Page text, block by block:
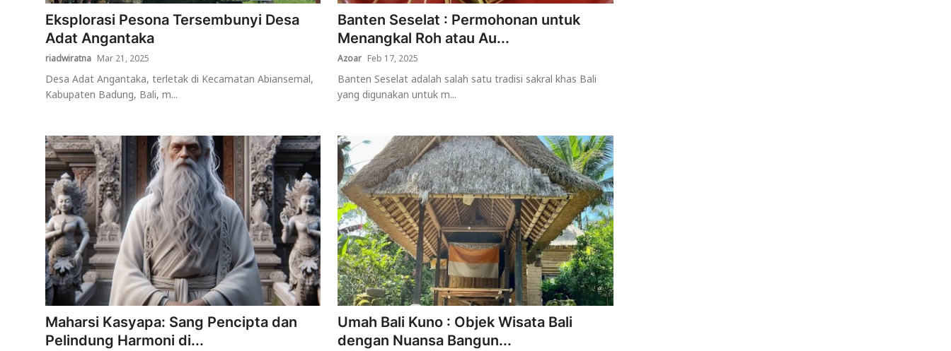
Eksplorasi Pesona Tersembunyi Desa
Adat Angantaka
riadwiratna Mar 21, 2025
Desa Adat Angantaka, terletak di Kecamatan Abiansemal,
Kabupaten Badung, Bali, m...
Banten Seselat : Permohonan untuk
Menangkal Roh atau Au...
Azoar Feb 17, 2025
Banten Seselat adalah salah satu tradisi sakral khas Bali
yang digunakan untuk m...
Maharsi Kasyapa: Sang Pencipta dan
Pelindung Harmoni di...
Umah Bali Kuno : Objek Wisata Bali
dengan Nuansa Bangun...